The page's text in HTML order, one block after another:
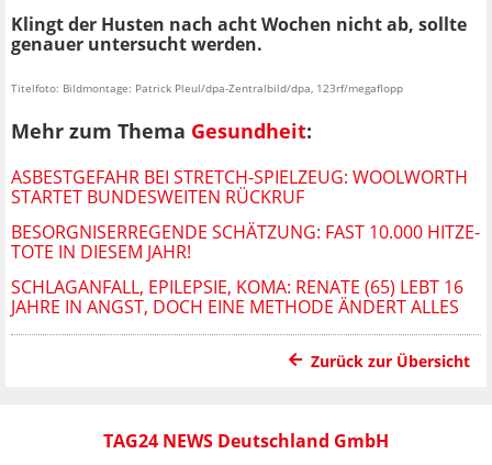
Klingt der Husten nach acht Wochen nicht ab, sollte
genauer untersucht werden.
Titelfoto: Bildmontage: Patrick Pleul/dpa-Zentralbild/dpa, 123rf/megaflopp
Mehr zum Thema Gesundheit:
ASBESTGEFAHR BEI STRETCH-SPIELZEUG: WOOLWORTH
STARTET BUNDESWEITEN RÜCKRUF
BESORGNISERREGENDE SCHÄTZUNG: FAST 10.000 HITZE-
TOTE IN DIESEM JAHR!
SCHLAGANFALL, EPILEPSIE, KOMA: RENATE (65) LEBT 16
JAHRE IN ANGST, DOCH EINE METHODE ÄNDERT ALLES
Zurück zur Übersicht
TAG24 NEWS Deutschland GmbH